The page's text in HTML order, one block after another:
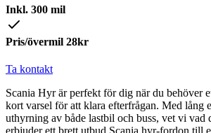
Inkl. 300 mil
Pris/övermil 28kr
Ta kontakt
Scania Hyr är perfekt för dig när du behöver
kort varsel för att klara efterfrågan. Med lång
uthyrning av både lastbil och buss, vet vi vad